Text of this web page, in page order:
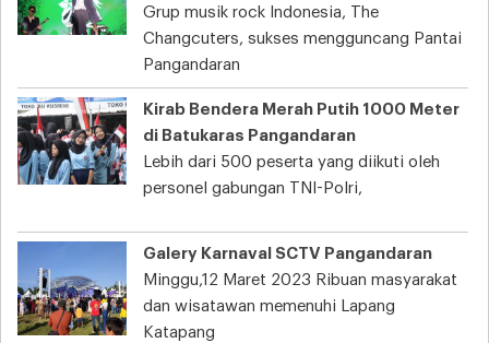
Grup musik rock Indonesia, The
Changcuters, sukses mengguncang Pantai
Pangandaran
Kirab Bendera Merah Putih 1000 Meter
di Batukaras Pangandaran
Lebih dari 500 peserta yang diikuti oleh
personel gabungan TNI-Polri,
Galery Karnaval SCTV Pangandaran
Minggu,12 Maret 2023 Ribuan masyarakat
dan wisatawan memenuhi Lapang
Katapang